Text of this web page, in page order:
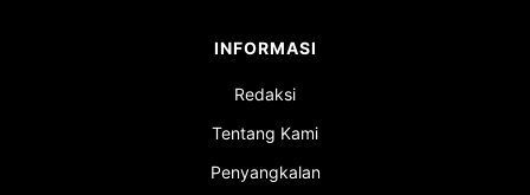
INFORMASI
Redaksi
Tentang Kami
Penyangkalan